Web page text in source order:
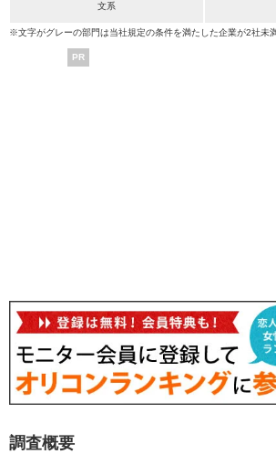
文系
※文字がグレーの部門は当社規定の条件を満たした企業が2社未
PR
調査概要